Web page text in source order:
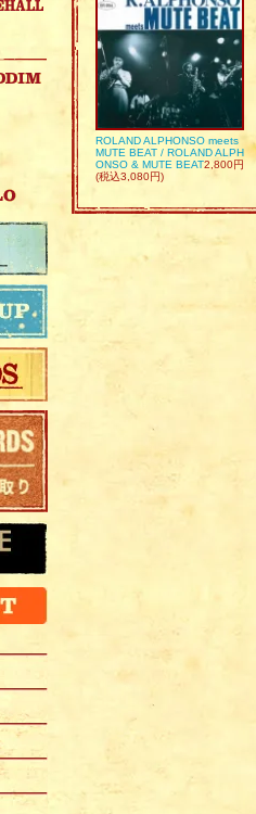
ROLAND ALPHONSO meets
MUTE BEAT / ROLAND ALPH
ONSO & MUTE BEAT2,800円
(税込3,080円)